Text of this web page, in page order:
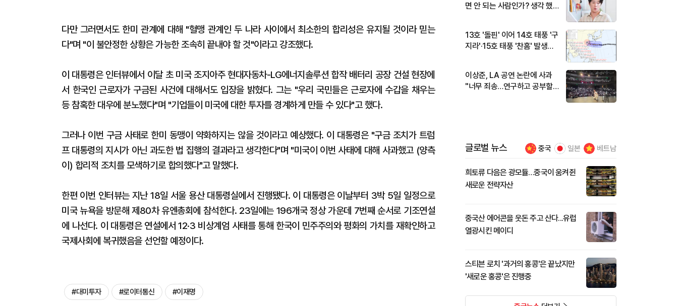
다만 그러면서도 한미 관계에 대해 "혈맹 관계인 두 나라 사이에서 최소한의 합리성은 유지될 것이라 믿는
다"며 "이 불안정한 상황은 가능한 조속히 끝내야 할 것"이라고 강조했다.
이 대통령은 인터뷰에서 이달 초 미국 조지아주 현대자동차-LG에너지솔루션 합작 배터리 공장 건설 현장에
서 한국인 근로자가 구금된 사건에 대해서도 입장을 밝혔다. 그는 "우리 국민들은 근로자에 수갑을 채우는
등 참혹한 대우에 분노했다"며 "기업들이 미국에 대한 투자를 경계하게 만들 수 있다"고 했다.
그러나 이번 구금 사태로 한미 동맹이 약화하지는 않을 것이라고 예상했다. 이 대통령은 "구금 조치가 트럼
프 대통령의 지시가 아닌 과도한 법 집행의 결과라고 생각한다"며 "미국이 이번 사태에 대해 사과했고 (양측
이) 합리적 조치를 모색하기로 합의했다"고 말했다.
한편 이번 인터뷰는 지난 18일 서울 용산 대통령실에서 진행됐다. 이 대통령은 이날부터 3박 5일 일정으로
미국 뉴욕을 방문해 제80차 유엔총회에 참석한다. 23일에는 196개국 정상 가운데 7번째 순서로 기조연설
에 나선다. 이 대통령은 연설에서 12·3 비상계엄 사태를 통해 한국이 민주주의와 평화의 가치를 재확인하고
국제사회에 복귀했음을 선언할 예정이다.
#대미투자 #로이터통신 #이재명
면 안 되는 사람인가? 생각 했
13호 '돌핀' 이어 14호 태풍 '구
지라'·15호 태풍 '찬홈' 발생…
이상준, LA 공연 논란에 사과
"너무 죄송…연구하고 공부할
글로벌 뉴스 중국 일본 베트남
희토류 다음은 광모듈…중국이 움켜쥔
새로운 전략자산
중국산 에어콘을 웃돈 주고 산다...유럽
열광시킨 메이디
스티븐 로치 '과거의 홍콩'은 끝났지만
'새로운 홍콩'은 진행중